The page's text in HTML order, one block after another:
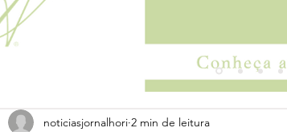
noticiasjornalhori 2 min de leitura